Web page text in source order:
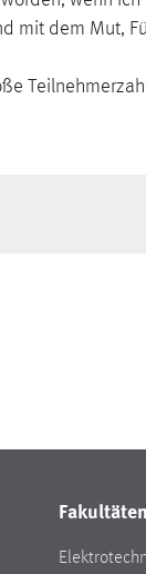
mit dem Mut,
Fakultäten